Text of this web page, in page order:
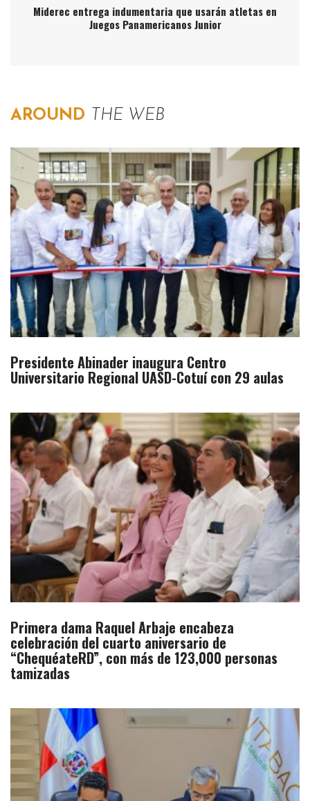
Miderec entrega indumentaria que usarán atletas en
Juegos Panamericanos Junior
AROUND THE WEB
Presidente Abinader inaugura Centro
Universitario Regional UASD-Cotuí con 29 aulas
Primera dama Raquel Arbaje encabeza
celebración del cuarto aniversario de
“ChequéateRD”, con más de 123,000 personas
tamizadas